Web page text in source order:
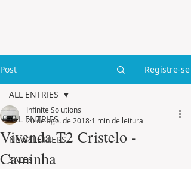
Post Registre-se
ALL ENTRIES
NEWSLETTERS
SALES
ALL ENTRIES
Vivenda T2 Cristelo -
Caminha
Infinite Solutions
20 de ago. de 2018 1 min de leitura